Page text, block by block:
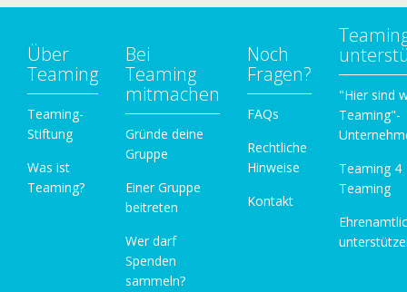
Über
Teaming
Teaming-
Stiftung
Was ist
Teaming?
Bei
Teaming
mitmachen
Gründe deine
Gruppe
Einer Gruppe
beitreten
Wer darf
Spenden
sammeln?
Noch
Fragen?
FAQs
Rechtliche
Hinweise
Kontakt
"Hier sind
Teaming"-
Teaming 4
Teaming